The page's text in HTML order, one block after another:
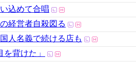
込めて合唱
経営者自殺図る
人名義で続ける店も
背けた」